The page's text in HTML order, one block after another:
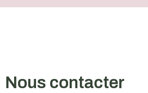
Nous contacter